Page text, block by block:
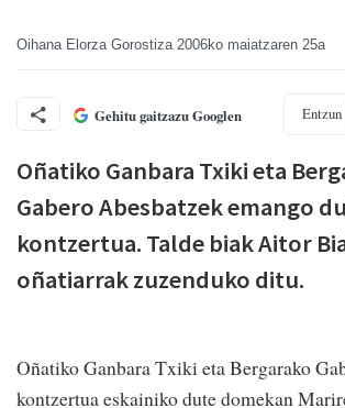
Oihana Elorza Gorostiza 2006ko maiatzaren 25a
Gehitu gaitzazu Googlen Entzun
Oñatiko Ganbara Txiki eta
Gabero Abesbatzek emango
kontzertua. Talde biak Aitor
oñatiarrak zuzenduko ditu.
Oñatiko Ganbara Txiki eta Bergarako
kontzertua eskainiko dute domekan